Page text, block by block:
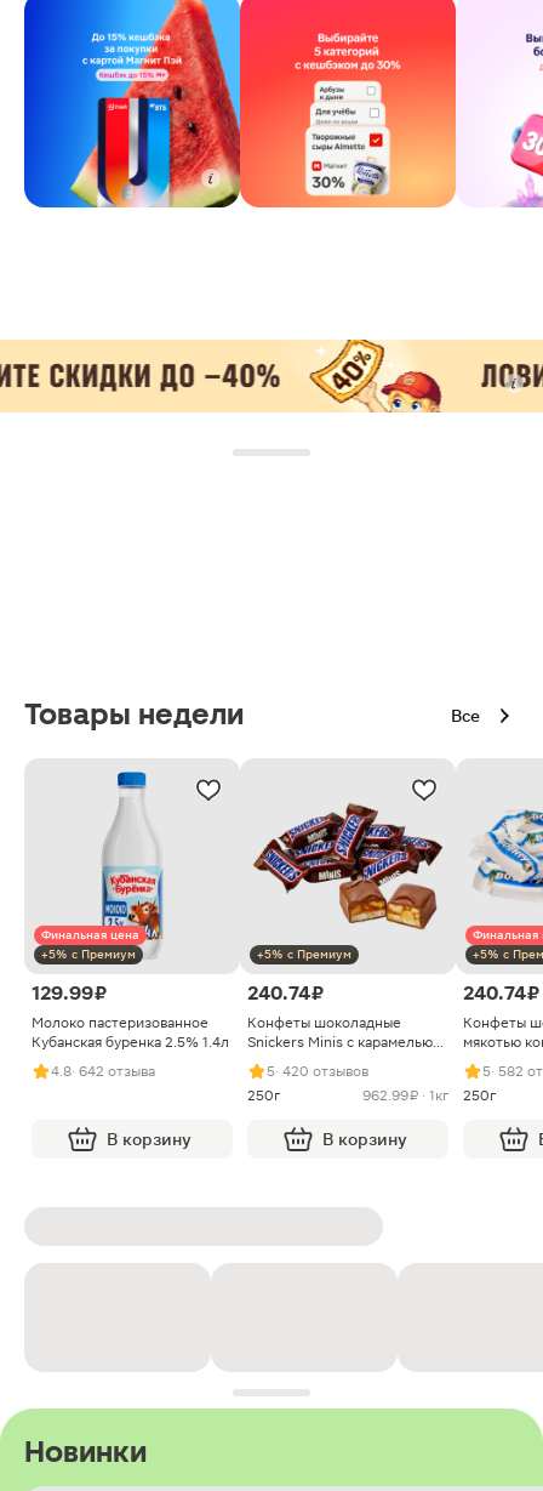
Товары недели Все
Финальная цена
+5% с Премиум
129.99 ₽
Молоко пастеризованное
Кубанская буренка 2.5% 1.4л
4.8· 642 отзыва
В корзину
+5% с Премиум
240.74 ₽
Конфеты шоколадные
Snickers Minis с карамелью
арахисом и нугой
5· 420 отзывов
250г
962.99 ₽ · 1кг
В корзину
Финальная
+5% с
240.74 ₽
Конфеты
мякотью
5· 582
250г
Новинки